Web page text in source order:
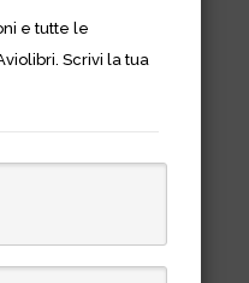
oggi
e tutte le
Scrivi la tua